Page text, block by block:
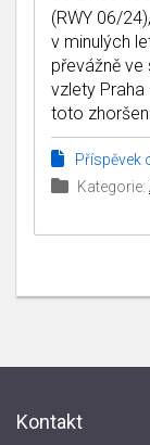
(RWY 06/
v minulých
převážně ve
vzlety
toto
Příspěvek
Kategorie:
Kontakt